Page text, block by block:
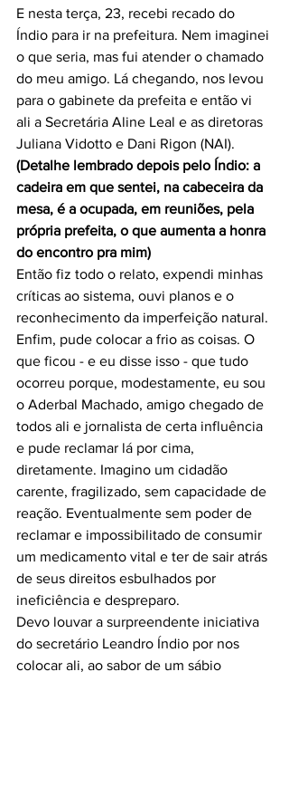
E nesta terça, 23, recebi recado do
Índio para ir na prefeitura. Nem imaginei
o que seria, mas fui atender o chamado
do meu amigo. Lá chegando, nos levou
para o gabinete da prefeita e então vi
ali a Secretária Aline Leal e as diretoras
Juliana Vidotto e Dani Rigon (NAI).
(Detalhe lembrado depois pelo Índio: a
cadeira em que sentei, na cabeceira da
mesa, é a ocupada, em reuniões, pela
própria prefeita, o que aumenta a honra
do encontro pra mim)
Então fiz todo o relato, expendi minhas
críticas ao sistema, ouvi planos e o
reconhecimento da imperfeição natural.
Enfim, pude colocar a frio as coisas. O
que ficou - e eu disse isso - que tudo
ocorreu porque, modestamente, eu sou
o Aderbal Machado, amigo chegado de
todos ali e jornalista de certa influência
e pude reclamar lá por cima,
diretamente. Imagino um cidadão
carente, fragilizado, sem capacidade de
reação. Eventualmente sem poder de
reclamar e impossibilitado de consumir
um medicamento vital e ter de sair atrás
de seus direitos esbulhados por
ineficiência e despreparo.
Devo louvar a surpreendente iniciativa
do secretário Leandro Índio por nos
colocar ali, ao sabor de um sábio